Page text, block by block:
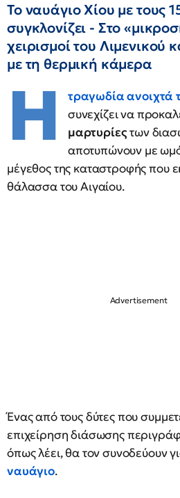
Το ναυάγιο Χίου με τους
συγκλονίζει - Στο
χειρισμοί του Λιμενικού
με τη θερμική κάμερα
Η
τραγωδία ανοιχτά
συνεχίζει να
μαρτυρίεςτων
αποτυπώνουν με
μέγεθος της καταστροφής που
θάλασσα του Αιγαίου.
Ένας από τους δύτες που
επιχείρηση διάσωσης
όπως λέει, θα τον συνοδεύουν
ναυάγιο.